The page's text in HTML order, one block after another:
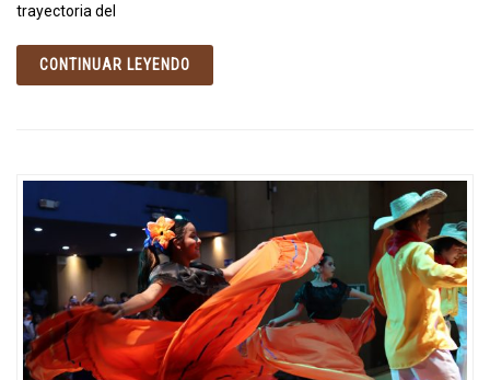
trayectoria del
CONTINUAR LEYENDO